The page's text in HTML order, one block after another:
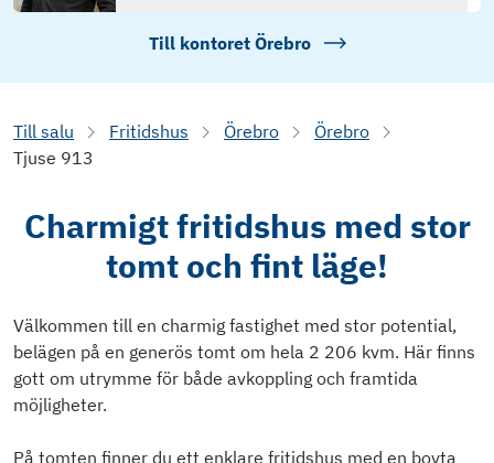
Till kontoret Örebro
Till salu Fritidshus Örebro
Örebro
Tjuse 913
Charmigt fritidshus med stor
tomt och fint läge!
Välkommen till en charmig fastighet med stor potential,
belägen på en generös tomt om hela 2 206 kvm. Här finns
gott om utrymme för både avkoppling och framtida
möjligheter.
På tomten finner du ett enklare fritidshus med en boyta